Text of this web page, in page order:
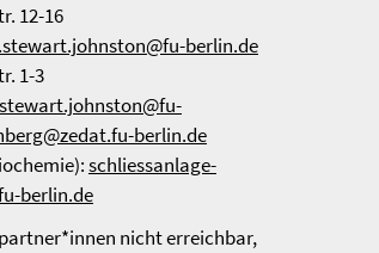
12-16
berlin.de
1-3
berlin.de
schliessanlage-
berlin.de
nicht erreichbar,